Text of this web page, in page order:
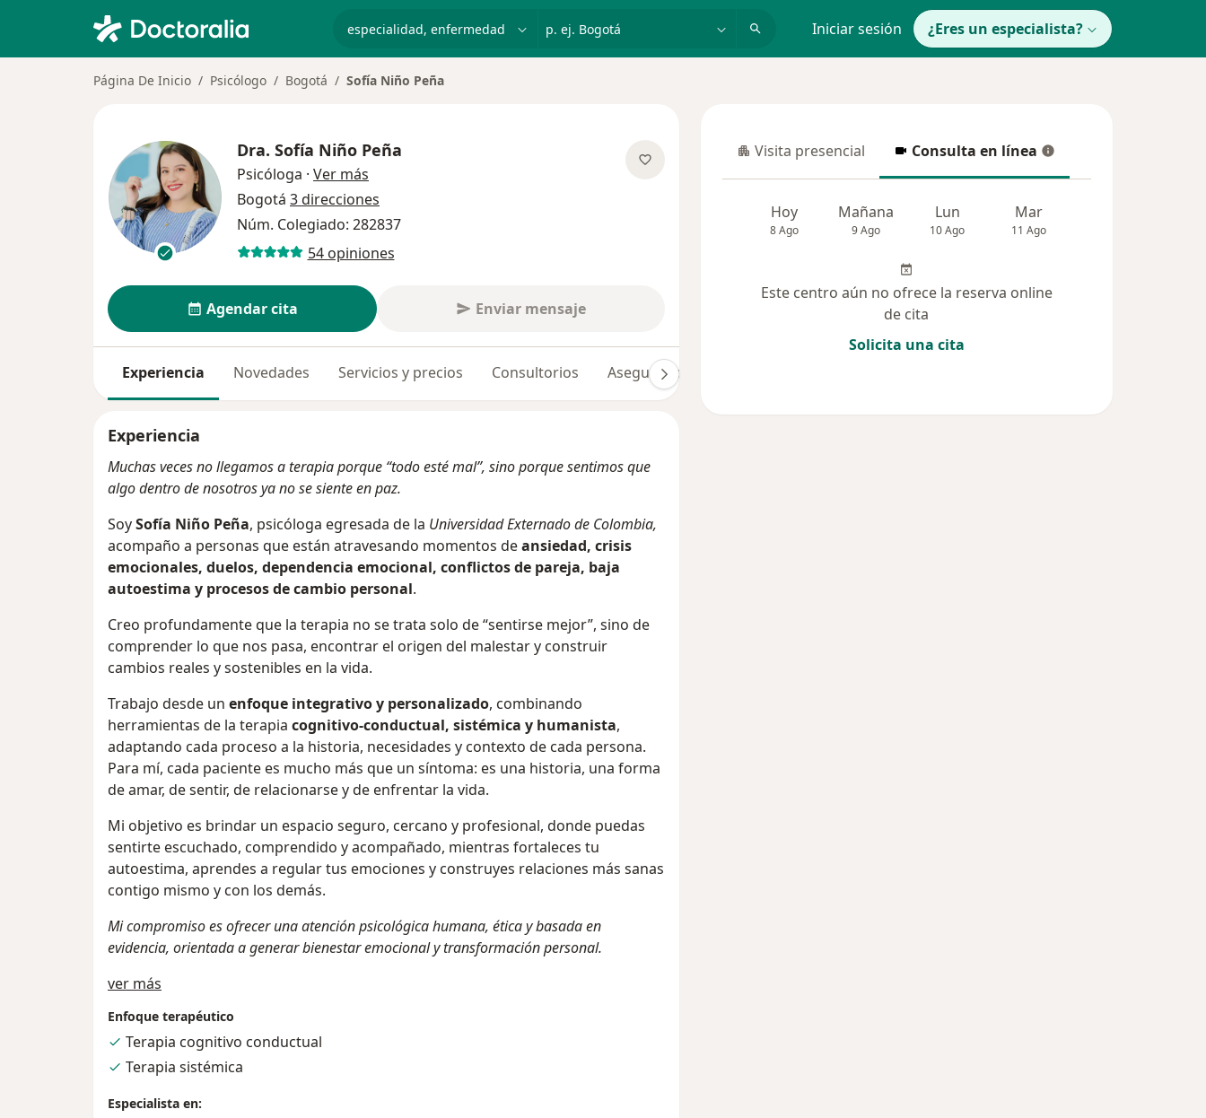
p. ej. Bogotá Iniciar sesión ¿Eres un especialista?
Página De Inicio Psicólogo Bogotá Sofía Niño Peña
Dra. Sofía Niño Peña
Psicóloga · Ver más
Bogotá 3 direcciones
Núm. Colegiado: 282837
54 opiniones
Agendar cita Enviar mensaje
Experiencia Novedades Servicios y precios Consultorios Aseguradoras
Experiencia
Muchas veces no llegamos a terapia porque “todo esté mal”, sino porque sentimos que
algo dentro de nosotros ya no se siente en paz.
SoySofía Niño Peña, psicóloga egresada de la Universidad Externado de Colombia,
acompaño a personas que están atravesando momentos deansiedad, crisis
emocionales, duelos, dependencia emocional, conflictos de pareja, baja
autoestima y procesos de cambio personal.
Creo profundamente que la terapia no se trata solo de “sentirse mejor”, sino de
comprender lo que nos pasa, encontrar el origen del malestar y construir
cambios reales y sostenibles en la vida.
Trabajo desde un enfoque integrativoy personalizado, combinando
herramientas de la terapia cognitivo-conductual, sistémica y humanista,
adaptando cada proceso a la historia, necesidades y contexto de cada persona.
Para mí, cada paciente es mucho más que un síntoma: es una historia, una forma
de amar, de sentir, de relacionarse y de enfrentar la vida.
Mi objetivo es brindar un espacio seguro, cercano y profesional, donde puedas
sentirte escuchado, comprendido y acompañado, mientras fortaleces tu
autoestima, aprendes a regular tus emociones y construyes relaciones más sanas
contigo mismo y con los demás.
Mi compromiso es ofrecer una atención psicológica humana, ética y basada en
evidencia, orientada a generar bienestar emocional y transformación personal.
ver más
Enfoque terapéutico
Terapia cognitivo conductual
Terapia sistémica
Especialista en:
Visita presencial
Visita presencial Consulta en línea
Consulta en línea
Hoy
8 Ago
Mañana
9 Ago
Lun
10 Ago
Mar
11 Ago
Este centro aún no ofrece la reserva online
de cita
Solicita una cita